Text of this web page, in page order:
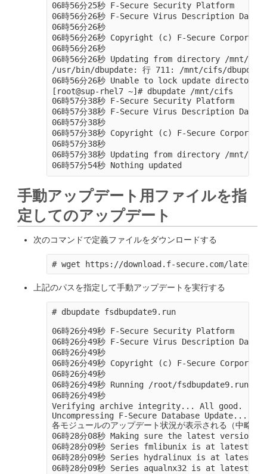
06時56分25秒 F-Secure Security Platform
06時56分26秒 F-Secure Virus Description
06時56分26秒
06時56分26秒 Copyright (c) F-Secure
06時56分26秒
06時56分26秒 Updating from directory /mnt/
/usr/bin/dbupdate: 行 711: /mnt/cifs/
06時56分26秒 Unable to lock update directory
[root@sup-rhel7 ~]# dbupdate /mnt/cifs
06時57分38秒 F-Secure Security Platform
06時57分38秒 F-Secure Virus Description
06時57分38秒
06時57分38秒 Copyright (c) F-Secure
06時57分38秒
06時57分38秒 Updating from directory /mnt/
手動アップデート用ファイルを指
定してのアップデート
次のコマンドで定義ファイルをダウンロードする
上記のパスを指定して手動アップデートを実行する
# dbupdate fsdbupdate9.run
06時26分49秒 F-Secure Security Platform
06時26分49秒 F-Secure Virus Description
06時26分49秒
06時26分49秒 Copyright (c) F-Secure
06時26分49秒
06時26分49秒 Running /root/fsdbupdate9.run
06時26分49秒
Verifying archive integrity... All good.
Uncompressing F-Secure Database Update...
各モジュールのアップデート状況が表示される（中略）
06時28分08秒 Making sure the latest versions
06時28分09秒 Series fmlibunix is at latest
06時28分09秒 Series hydralinux is at latest
06時28分09秒 Series aqualnx32 is at latest